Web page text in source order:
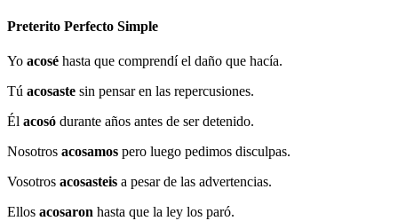
Preterito Perfecto Simple
Yo acosé hasta que comprendí el daño que hacía.
Tú acosaste sin pensar en las repercusiones.
Él acosó durante años antes de ser detenido.
Nosotros acosamos pero luego pedimos disculpas.
Vosotros acosasteis a pesar de las advertencias.
Ellos acosaron hasta que la ley los paró.